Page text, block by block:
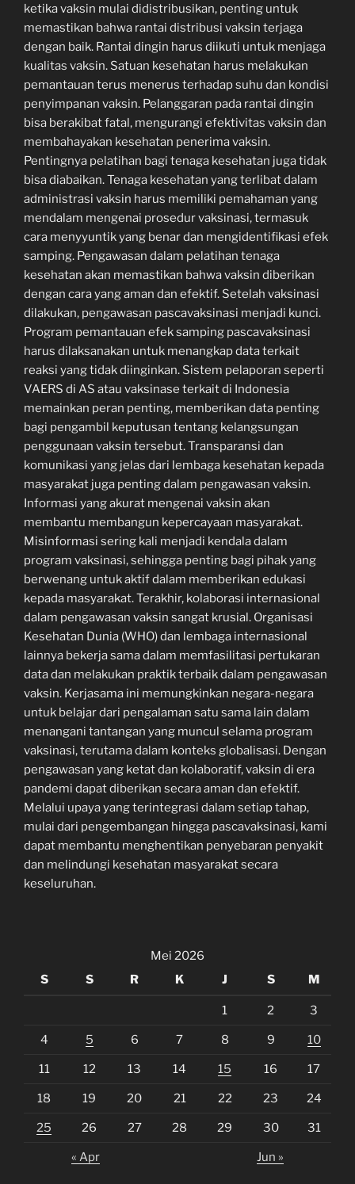
ketika vaksin mulai didistribusikan, penting untuk
memastikan bahwa rantai distribusi vaksin terjaga
dengan baik. Rantai dingin harus diikuti untuk menjaga
kualitas vaksin. Satuan kesehatan harus melakukan
pemantauan terus menerus terhadap suhu dan kondisi
penyimpanan vaksin. Pelanggaran pada rantai dingin
bisa berakibat fatal, mengurangi efektivitas vaksin dan
membahayakan kesehatan penerima vaksin.
Pentingnya pelatihan bagi tenaga kesehatan juga tidak
bisa diabaikan. Tenaga kesehatan yang terlibat dalam
administrasi vaksin harus memiliki pemahaman yang
mendalam mengenai prosedur vaksinasi, termasuk
cara menyyuntik yang benar dan mengidentifikasi efek
samping. Pengawasan dalam pelatihan tenaga
kesehatan akan memastikan bahwa vaksin diberikan
dengan cara yang aman dan efektif. Setelah vaksinasi
dilakukan, pengawasan pascavaksinasi menjadi kunci.
Program pemantauan efek samping pascavaksinasi
harus dilaksanakan untuk menangkap data terkait
reaksi yang tidak diinginkan. Sistem pelaporan seperti
VAERS di AS atau vaksinase terkait di Indonesia
memainkan peran penting, memberikan data penting
bagi pengambil keputusan tentang kelangsungan
penggunaan vaksin tersebut. Transparansi dan
komunikasi yang jelas dari lembaga kesehatan kepada
masyarakat juga penting dalam pengawasan vaksin.
Informasi yang akurat mengenai vaksin akan
membantu membangun kepercayaan masyarakat.
Misinformasi sering kali menjadi kendala dalam
program vaksinasi, sehingga penting bagi pihak yang
berwenang untuk aktif dalam memberikan edukasi
kepada masyarakat. Terakhir, kolaborasi internasional
dalam pengawasan vaksin sangat krusial. Organisasi
Kesehatan Dunia (WHO) dan lembaga internasional
lainnya bekerja sama dalam memfasilitasi pertukaran
data dan melakukan praktik terbaik dalam pengawasan
vaksin. Kerjasama ini memungkinkan negara-negara
untuk belajar dari pengalaman satu sama lain dalam
menangani tantangan yang muncul selama program
vaksinasi, terutama dalam konteks globalisasi. Dengan
pengawasan yang ketat dan kolaboratif, vaksin di era
pandemi dapat diberikan secara aman dan efektif.
Melalui upaya yang terintegrasi dalam setiap tahap,
mulai dari pengembangan hingga pascavaksinasi, kami
dapat membantu menghentikan penyebaran penyakit
dan melindungi kesehatan masyarakat secara
keseluruhan.
Mei 2026
S
S R K J S M
1 2 3
4 5 6 7 8 9 10
11 12 13 14 15 16 17
18 19 20 21 22 23 24
25 26 27 28 29 30 31
« Apr Jun »